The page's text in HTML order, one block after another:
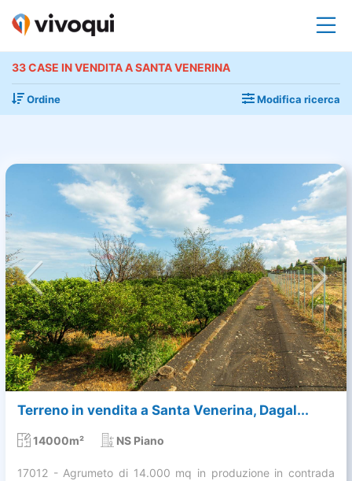
33 CASE IN VENDITA A SANTA VENERINA
Ordine Modifica ricerca
Terreno in vendita a Santa Venerina, Dagal...
14000m² NS Piano
17012 - Agrumeto di 14.000 mq in produzione in contrada